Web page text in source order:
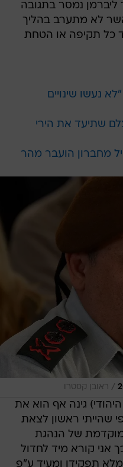
נמסר בתגובה
לא מתערב בהליך
כל תקיפה או הטחת
נעשו שינויים
שתיעד את הירי
מחברון הועבר מהר
/ ראובן קסטרו
גינה אף הוא את
שהייתי ראשון לצאת
של הנהגת
אני קורא מיד לחדול
תפקידו ומעיד ע"פ